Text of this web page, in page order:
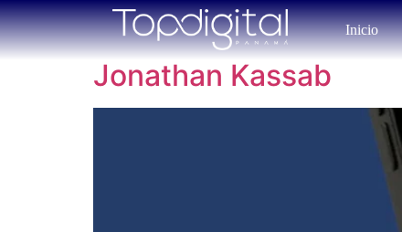
Inicio
Jonathan Kassab